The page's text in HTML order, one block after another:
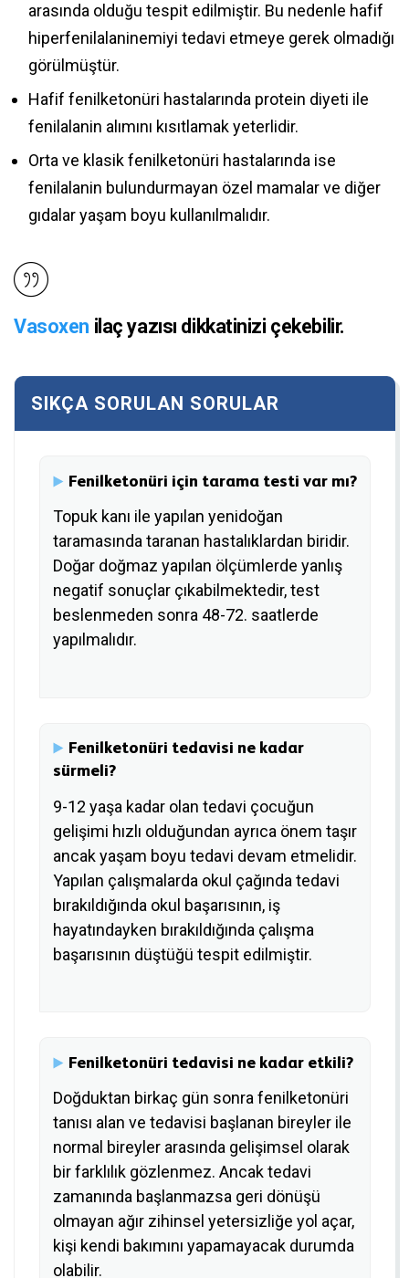
arasında olduğu tespit edilmiştir. Bu nedenle hafif
hiperfenilalaninemiyi tedavi etmeye gerek olmadığı
görülmüştür.
Hafif fenilketonüri hastalarında protein diyeti ile
fenilalanin alımını kısıtlamak yeterlidir.
Orta ve klasik fenilketonüri hastalarında ise
fenilalanin bulundurmayan özel mamalar ve diğer
gıdalar yaşam boyu kullanılmalıdır.
Vasoxen ilaç yazısı dikkatinizi çekebilir.
Fenilketonüri için tarama testi var mı?
Topuk kanı ile yapılan yenidoğan
taramasında taranan hastalıklardan biridir.
Doğar doğmaz yapılan ölçümlerde yanlış
negatif sonuçlar çıkabilmektedir, test
beslenmeden sonra 48-72. saatlerde
yapılmalıdır.
Fenilketonüri tedavisi ne kadar
sürmeli?
9-12 yaşa kadar olan tedavi çocuğun
gelişimi hızlı olduğundan ayrıca önem taşır
ancak yaşam boyu tedavi devam etmelidir.
Yapılan çalışmalarda okul çağında tedavi
bırakıldığında okul başarısının, iş
hayatındayken bırakıldığında çalışma
başarısının düştüğü tespit edilmiştir.
Fenilketonüri tedavisi ne kadar etkili?
Doğduktan birkaç gün sonra fenilketonüri
tanısı alan ve tedavisi başlanan bireyler ile
normal bireyler arasında gelişimsel olarak
bir farklılık gözlenmez. Ancak tedavi
zamanında başlanmazsa geri dönüşü
olmayan ağır zihinsel yetersizliğe yol açar,
kişi kendi bakımını yapamayacak durumda
olabilir.